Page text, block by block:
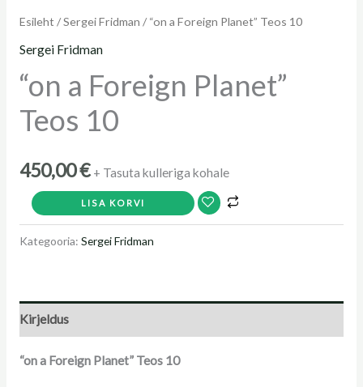
Esileht /Sergei Fridman / “on a Foreign Planet” Teos 10
Sergei Fridman
“on a Foreign Planet”
Teos 10
450,00€ + Tasuta kulleriga kohale
LISA KORVI
Kategooria: Sergei Fridman
Kirjeldus
“on a Foreign Planet” Teos 10